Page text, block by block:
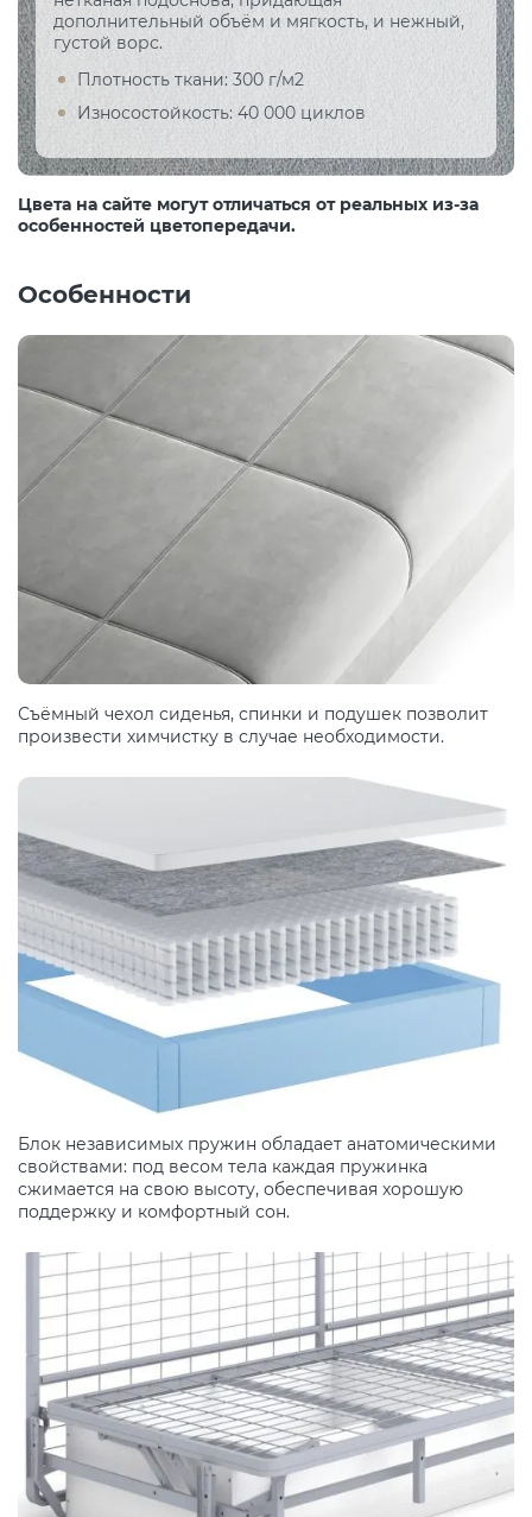
дополнительный объём и мягкость, и нежный,
густой ворс.
Плотность ткани: 300 г/м2
Износостойкость: 40 000 циклов
Цвета на сайте могут отличаться от реальных из-за
особенностей цветопередачи.
Особенности
Съёмный чехол сиденья, спинки и подушек позволит
произвести химчистку в случае необходимости.
Блок независимых пружин обладает анатомическими
свойствами: под весом тела каждая пружинка
сжимается на свою высоту, обеспечивая хорошую
поддержку и комфортный сон.